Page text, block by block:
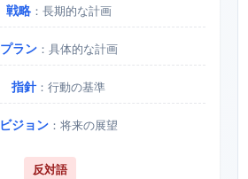
戦略：長期的な計画
プラン：具体的な計画
指針：行動の基準
ビジョン ：将来の展望
反対語